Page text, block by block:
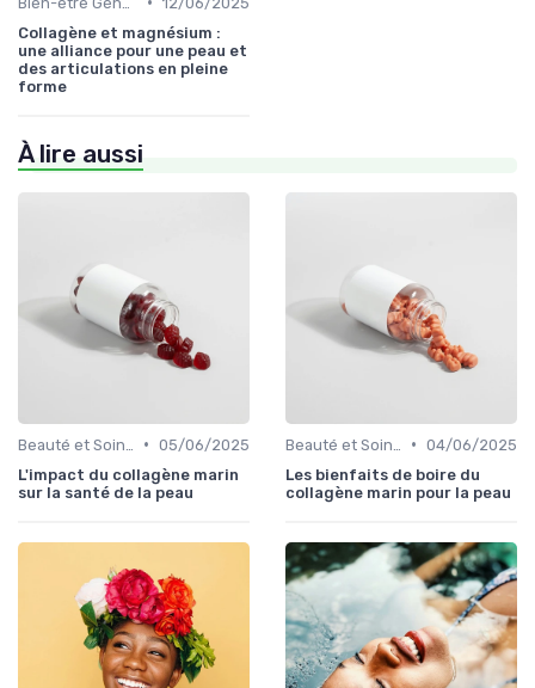
Collagène et magnésium :
une alliance pour une peau et
des articulations en pleine
forme
À lire aussi
• 05/06/2025
L'impact du collagène marin
sur la santé de la peau
• 04/06/2025
Les bienfaits de boire du
collagène marin pour la peau